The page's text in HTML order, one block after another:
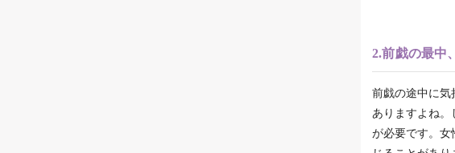
2.前戯の最
前戯の途中に気
ありますよね
が必要です。女